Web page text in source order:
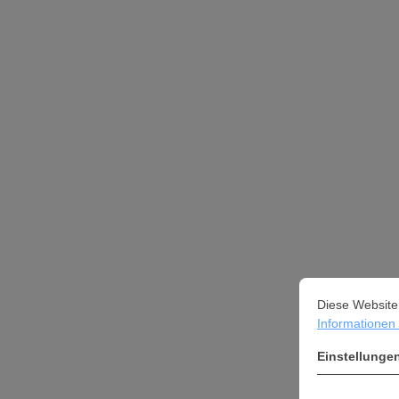
Cookie-
Diese Website
Diese
Informationen